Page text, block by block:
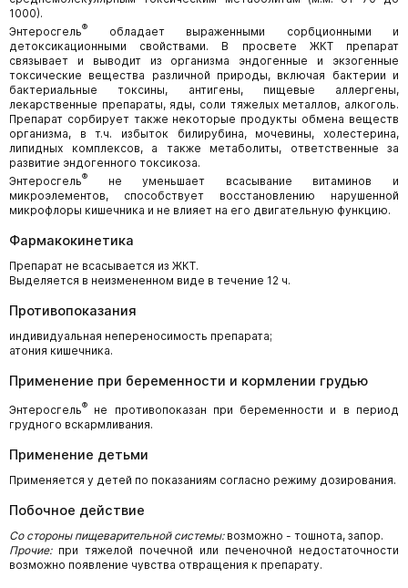
1000).
Энтеросгель®
обладает выраженными сорбционными и
детоксикационными свойствами. В просвете ЖКТ препарат
связывает и выводит из организма эндогенные и экзогенные
токсические вещества различной природы, включая бактерии и
бактериальные токсины, антигены, пищевые аллергены,
лекарственные препараты, яды, соли тяжелых металлов, алкоголь.
Препарат сорбирует также некоторые продукты обмена веществ
организма, в т.ч. избыток билирубина, мочевины, холестерина,
липидных комплексов, а также метаболиты, ответственные за
развитие эндогенного токсикоза.
Энтеросгель®
не уменьшает всасывание витаминов и
микроэлементов, способствует восстановлению нарушенной
микрофлоры кишечника и не влияет на его двигательную функцию.
Фармакокинетика
Препарат не всасывается из ЖКТ.
Выделяется в неизмененном виде в течение 12 ч.
Противопоказания
индивидуальная непереносимость препарата;
атония кишечника.
Применение при беременности и кормлении грудью
Энтеросгель®
не противопоказан при беременности и в период
грудного вскармливания.
Применение детьми
Применяется у детей по показаниям согласно режиму дозирования.
Побочное действие
Со стороны пищеварительной системы:возможно - тошнота, запор.
Прочие:при тяжелой почечной или печеночной недостаточности
возможно появление чувства отвращения к препарату.